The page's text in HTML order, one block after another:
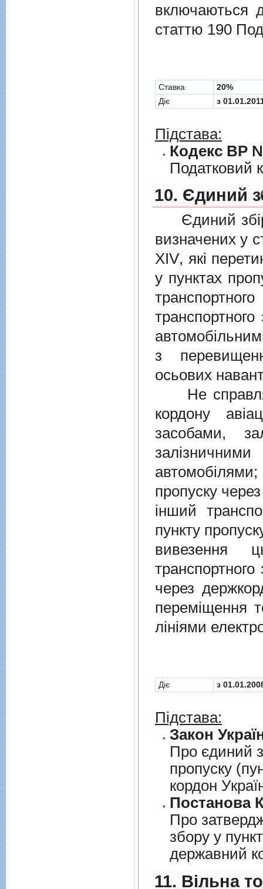
включаються
статтю 190
Cтавка
20%
Діє
з
Підстава:
Кодекс ВР №
Податковий
10. Єдиний
Єдиний збiр
визначених у
XIV, якi
у пунктах
з
осьових
Не
кордону
засобами,
залiзничними
пропуску
iнший
пункту
вивезення
через
перемiщення
лiнiями
Діє з
Підстава:
Закон
Про єдиний
пропуску
кордон
Постанова
Про
збору у
державний
11. Вільна